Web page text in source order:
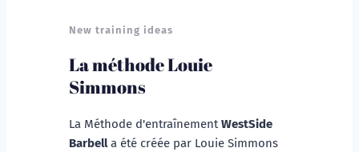
New training ideas
La méthode Louie
Simmons
La Méthode d'entraînement WestSide
Barbell a été créée par Louie Simmons